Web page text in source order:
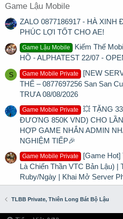
Game Lậu Mobile
ZALO 0877186917 - HÀ XINH
PHÚC LỢI TỐT CHO AE!
Game Lậu Mobile
Kiếm Thế
HỒ - ALPHATEST 22/07 -
S Game Mobile Private
[NEW
THẾ – 0877697256 San San
TRƯA 08/08/2026
Game Mobile Private
💥 TẶNG
ĐƯƠNG 850K VND) CHO
HỢP GAME NHẮN ADMIN
NGHIỆM TIẾP🎉
Game Mobile Private
[Game Hot]
Là Chiến Thần VTC Bản Lậu) |
Ruby/Ngày | Khai Mở Server
TLBB Private, Thiên Long Bát Bộ Lậu